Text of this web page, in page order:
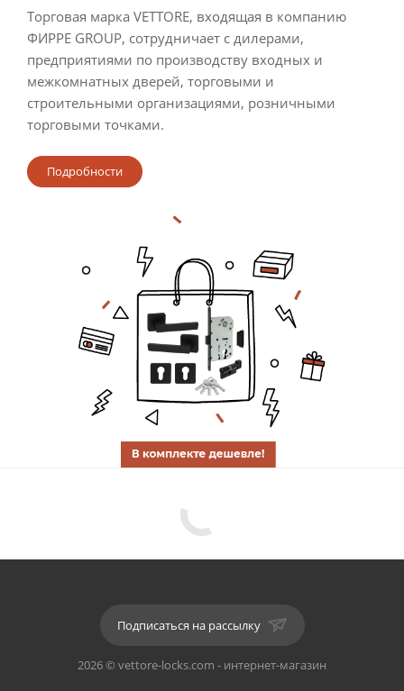
Торговая марка VETTORE, входящая в компанию
ФИРРЕ GROUP, сотрудничает с дилерами,
предприятиями по производству входных и
межкомнатных дверей, торговыми и
строительными организациями, розничными
торговыми точками.
Подробности
Подписаться на рассылку
2026 © vettore-locks.com - интернет-магазин